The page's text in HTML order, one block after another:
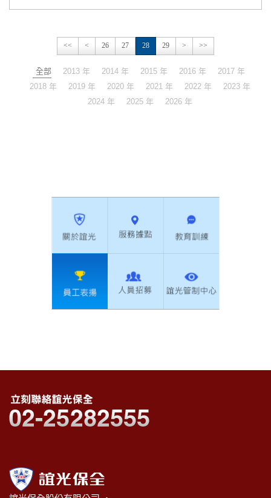
<< < 26 27 28 29 > >>
全部 2013 年 2014 年 2015 年 2016 年
2017 年
2018 年
2019 年 2020 年 2021 年 2022 年
2023 年
2024 年
2025 年 2026 年